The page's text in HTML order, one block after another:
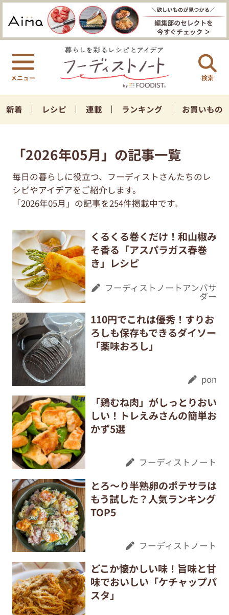
検索
新着 レシピ 連載 ランキング お買いもの
「2026年05月」の記事一覧
毎日の暮らしに役立つ、フーディストさんたちのレ
シピやアイデアをご紹介します。
「2026年05月」の記事を254件掲載中です。
くるくる巻くだけ！和山椒み
そ香る「アスパラガス春巻
き」レシピ
フーディストノートアンバサ
ダー
110円でこれは優秀！すりお
ろしも保存もできるダイソー
「薬味おろし」
pon
「鶏むね肉」がしっとりおい
しい！トレえみさんの簡単お
かず5選
フーディストノート
とろ～り半熟卵のポテサラは
もう試した？人気ランキング
TOP5
フーディストノート
どこか懐かしい味！旨味と甘
味でおいしい「ケチャップパ
スタ」